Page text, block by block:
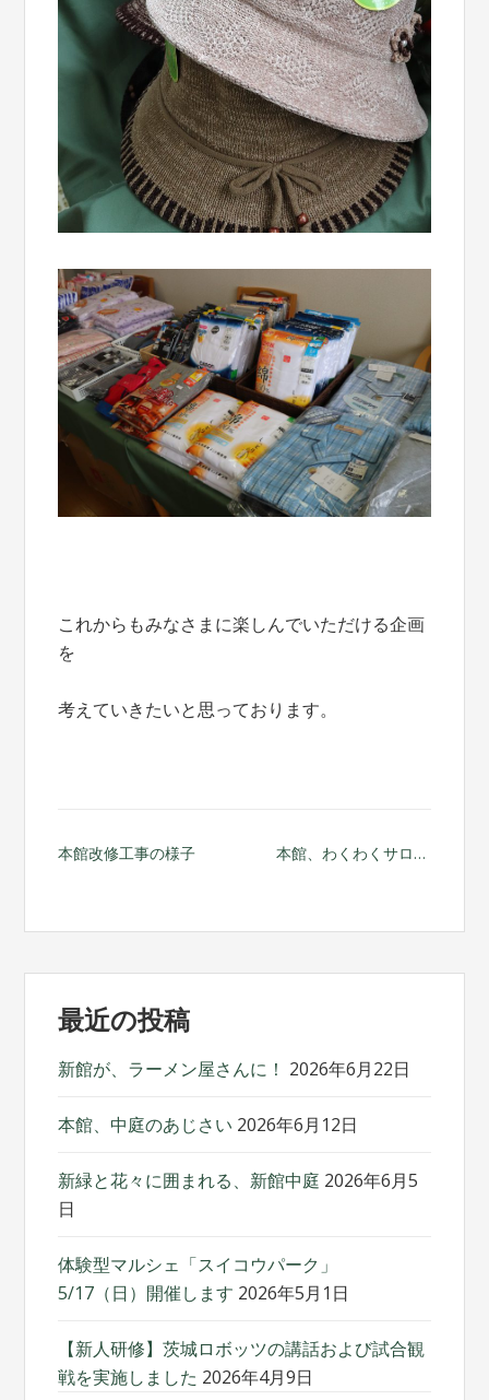
これからもみなさまに楽しんでいただける企画
を
考えていきたいと思っております。
投
ナ
ビ
ゲ
ー
シ
ン
本館改修工事の様子 本館、わくわくサロン開催
最近の投稿
新館が、ラーメン屋さんに！ 2026年6月22日
本館、中庭のあじさい 2026年6月12日
新緑と花々に囲まれる、新館中庭 2026年6月5
日
体験型マルシェ「スイコウパーク」
5/17（日）開催します 2026年5月1日
【新人研修】茨城ロボッツの講話および試合観
戦を実施しました 2026年4月9日